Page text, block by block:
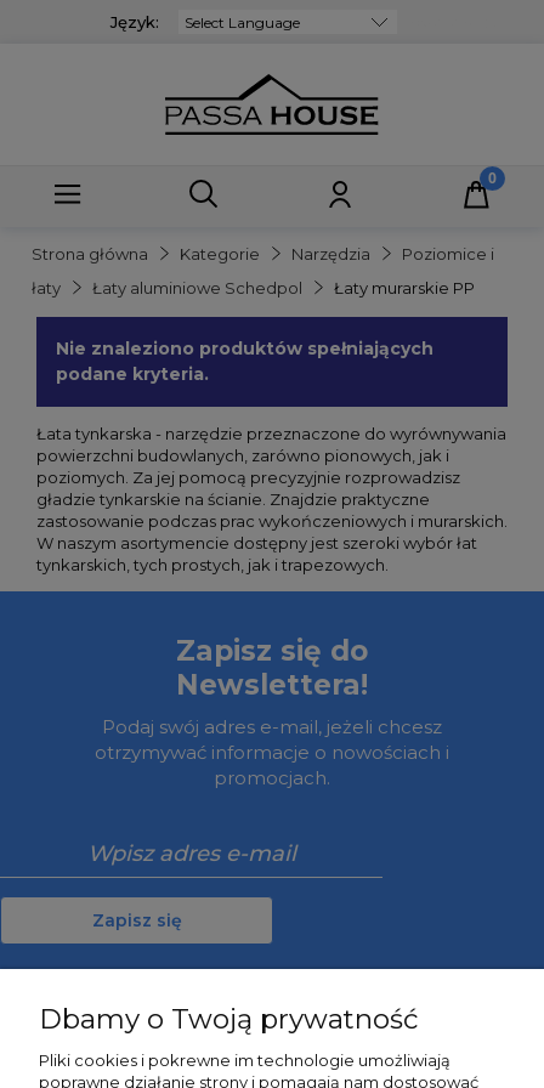
Język:
Strona główna Kategorie Narzędzia
Poziomice i
łaty
Łaty aluminiowe Schedpol Łaty murarskie PP
Nie znaleziono produktów spełniających
podane kryteria.
Łata tynkarska - narzędzie przeznaczone do wyrównywania
powierzchni budowlanych, zarówno pionowych, jak i
poziomych. Za jej pomocą precyzyjnie rozprowadzisz
gładzie tynkarskie na ścianie. Znajdzie praktyczne
zastosowanie podczas prac wykończeniowych i murarskich.
W naszym asortymencie dostępny jest szeroki wybór łat
tynkarskich, tych prostych, jak i trapezowych.
Zapisz się do
Newslettera!
Podaj swój adres e-mail, jeżeli chcesz
otrzymywać informacje o nowościach i
promocjach.
Zapisz się
Dbamy o Twoją prywatność
Pliki cookies i pokrewne im technologie umożliwiają
poprawne działanie strony i pomagają nam dostosować